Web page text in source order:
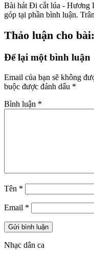
Bài hát Đi cắt lúa - Hương
góp tại phần bình luận.
Thảo luận cho
Để lại một bình luận
Email của bạn sẽ không
buộc được đánh dấu *
Bình luận *
Tên *
Email *
Nhạc dân ca